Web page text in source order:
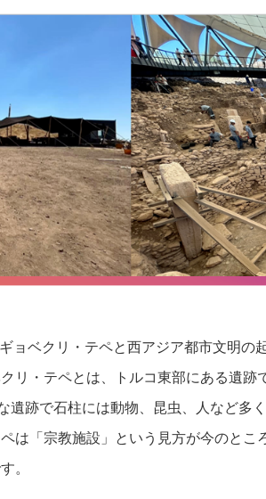
ョベクリ・テペと西アジア都市文明
リ・テペとは、トルコ東部にある遺
遺跡で石柱には動物、昆虫、人など多
は「宗教施設」という見方が今のと
。